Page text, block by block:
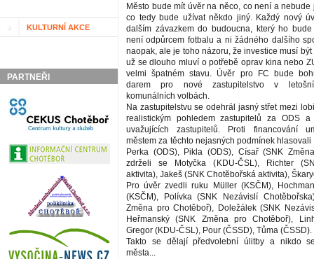
KULTURNÍ AKCE
PARTNEŘI
Město bude mít úvěr na něco, co není a nebude
co tedy bude užívat někdo jiný. Každý nový
dalším závazkem do budoucna, který ho bude
není odpůrcem fotbalu a ni žádného dalšího
naopak, ale je toho názoru, že investice musí
už se dlouho mluví o potřebě oprav kina nebo
velmi špatném stavu. Úvěr pro FC bude
darem pro nové zastupitelstvo v
komunálních volbách.
Na zastupitelstvu se odehrál jasný střet mezi
realistickým pohledem zastupitelů za ODS
uvažujících zastupitelů. Proti financování
městem za těchto nejasných podmínek hlasovali
Perka (ODS), Pikla (ODS), Císař (SNK
zdrželi se Motyčka (KDU-ČSL), Richter
aktivita), Jakeš (SNK Chotěbořská aktivita),
Pro úvěr zvedli ruku Müller (KSČM),
(KSČM), Polívka (SNK Nezávislí
Změna pro Chotěboř), Doležálek (SNK
Heřmanský (SNK Změna pro Chotěboř),
Gregor (KDU-ČSL), Pour (ČSSD), Tůma (ČSSD).
Takto se dělají předvolební úlitby a nikdo
města...